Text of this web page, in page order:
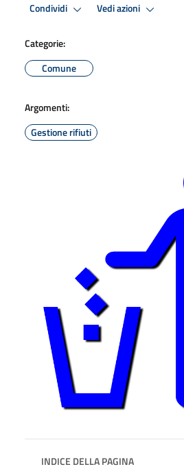
Condividi Vedi azioni
Categorie:
Comune
Argomenti:
Gestione rifiuti
INDICE DELLA PAGINA